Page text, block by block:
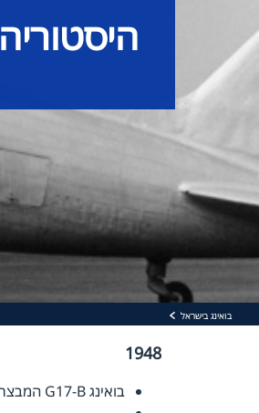
היסטוריה
בואינג בישראל
1948
בואינג G17-B המבצר המעופף- המפציץ העיקרי של חיל האוויר הישראלי במלחמת העצמאות